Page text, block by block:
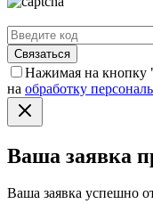
Нажимая на кнопку
на обработку
Ваша заявка
Ваша заявка успешно